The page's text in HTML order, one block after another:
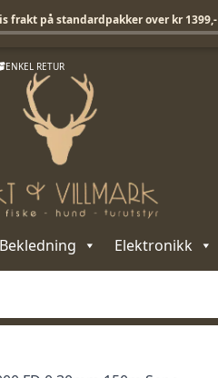
ENKEL RETUR
Bekledning Elektronikk
frakt på standardpakker over kr 1399,-